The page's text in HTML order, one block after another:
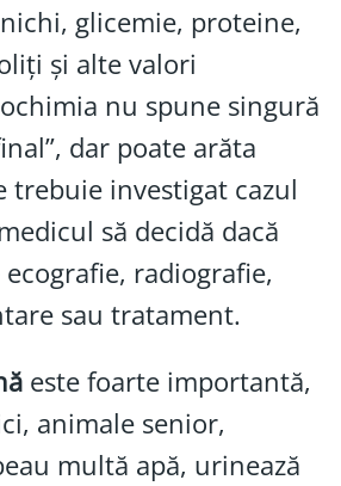
glicemie, proteine,
și alte valori
nu spune singură
dar poate arăta
trebuie investigat cazul
să decidă dacă
radiografie,
sau tratament.
este foarte importantă,
animale senior,
multă apă, urinează